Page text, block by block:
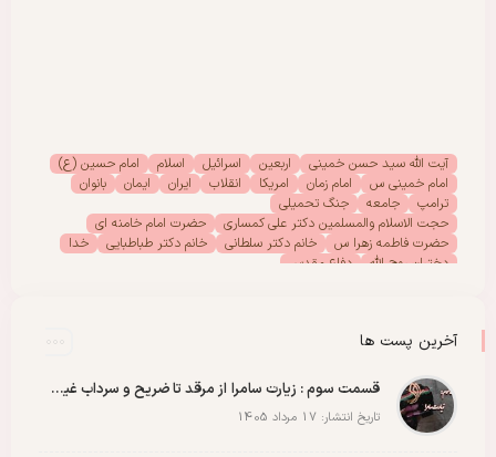
آیت الله سید حسن خمینی اربعین اسرائیل اسلام
امام حسین (ع)
امام خمینی س
امام زمان امریکا انقلاب ایران ایمان
بانوان
ترامپ
جامعه
جنگ تحمیلی
حجت الاسلام والمسلمین دکتر علی کمساری
حضرت امام خامنه ای
حضرت فاطمه زهرا س
خانم دکتر سلطانی خانم دکتر طباطبایی
خدا
دختران روح الله
دفاع مقدس
مادران شهدا
مجمع دختران روح اللهآخرین پست ها
قسمت سوم : زیارت سامرا از مرقد تا ضریح و سرداب غیبت امام زمان عجل الله رو با عشق ببینید
تاریخ انتشار: 17 مرداد 1405